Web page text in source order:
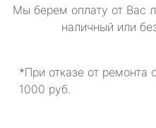
Мы берем оплату от Вас
наличный или
*При отказе от ремонта
1000 руб.